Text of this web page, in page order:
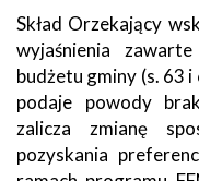
Skład Orzekający
wyjaśnienia
budżetu gminy (s. 63
podaje powody
zalicza zmianę
pozyskania